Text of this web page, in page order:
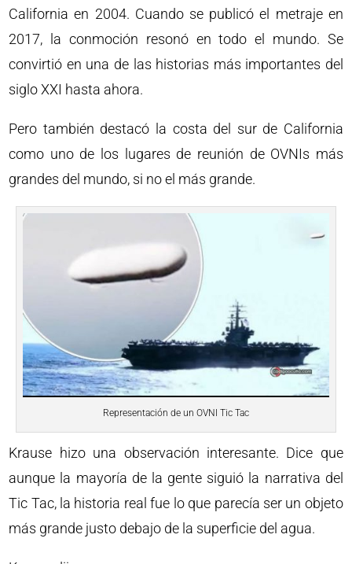
California en 2004. Cuando se publicó el metraje en
2017, la conmoción resonó en todo el mundo. Se
convirtió en una de las historias más importantes del
siglo XXI hasta ahora.
Pero también destacó la costa del sur de California
como uno de los lugares de reunión de OVNIs más
grandes del mundo, si no el más grande.
Representación de un OVNI Tic Tac
Krause hizo una observación interesante. Dice que
aunque la mayoría de la gente siguió la narrativa del
Tic Tac, la historia real fue lo que parecía ser un objeto
más grande justo debajo de la superficie del agua.